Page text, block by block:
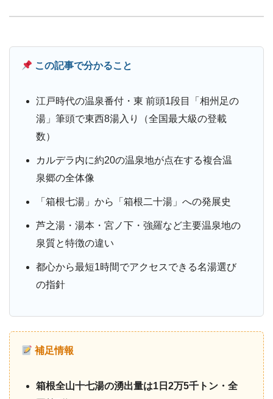
この記事で分かること
江戸時代の温泉番付・東 前頭1段目「相州足の
湯」筆頭で東西8湯入り（全国最大級の登載
数）
カルデラ内に約20の温泉地が点在する複合温
泉郷の全体像
「箱根七湯」から「箱根二十湯」への発展史
芦之湯・湯本・宮ノ下・強羅など主要温泉地の
泉質と特徴の違い
都心から最短1時間でアクセスできる名湯選び
の指針
補足情報
箱根全山十七湯の湧出量は1日2万5千トン・全